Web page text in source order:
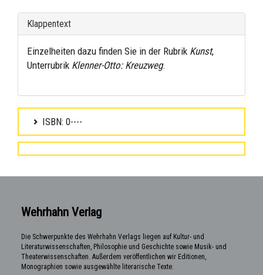
Klappentext
Einzelheiten dazu finden Sie in der Rubrik Kunst,
Unterrubrik Klenner-Otto: Kreuzweg.
ISBN: 0----
Wehrhahn Verlag
Die Schwerpunkte des Wehrhahn Verlags liegen auf Kultur- und
Literaturwissenschaften, Philosophie und Geschichte sowie Musik- und
Theaterwissenschaften. Außerdem veröffentlichen wir Editionen,
Monographien sowie ausgewählte literarische Texte.